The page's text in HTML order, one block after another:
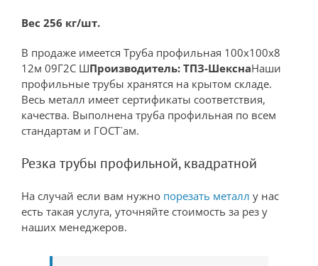
Вес 256 кг/шт.
В продаже имеется Труба профильная 100х100х8
12м 09Г2С ШПроизводитель: ТПЗ-ШекснаНаши
профильные трубы хранятся на крытом складе.
Весь металл имеет сертификаты соответствия,
качества. Выполнена труба профильная по всем
стандартам и ГОСТ`ам.
Резка трубы профильной, квадратной
На случай если вам нужно порезать металл у нас
есть такая услуга, уточняйте стоимость за рез у
наших менеджеров.